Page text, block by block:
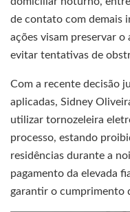
de contato com demais
ações visam preservar o
evitar tentativas de
Com a recente decisão
aplicadas, Sidney
utilizar tornozeleira
processo, estando
residências durante a
pagamento da elevada
garantir o cumprimento